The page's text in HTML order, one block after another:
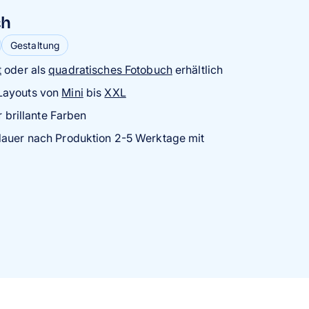
Gestaltung
oder alsquadratisches Fotobucherhältlich
von Mini bis XXL
brillante Farben
nach Produktion 2-5 Werktage mit
Gestaltung
Softcover
Fotopapiere
Gestaltung
direkt online gestalten
deiner Fotos
Schriftarten, Farben und Effekten
wie Ringe, Sektflaschen oder Blumen